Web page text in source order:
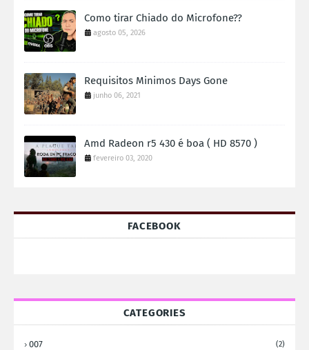
Como tirar Chiado do Microfone??
agosto 05, 2026
Requisitos Minimos Days Gone
junho 06, 2021
Amd Radeon r5 430 é boa ( HD 8570 )
fevereiro 03, 2020
FACEBOOK
CATEGORIES
007 (2)